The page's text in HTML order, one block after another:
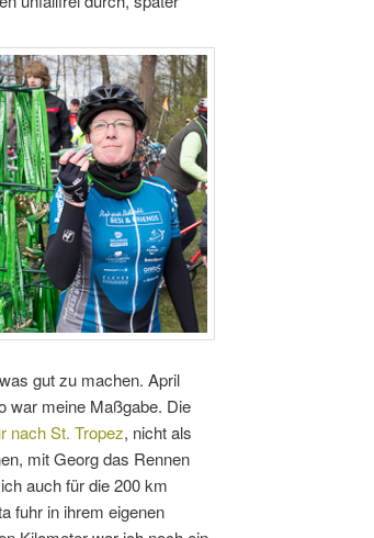
gut zu machen. April
war meine Maßgabe. Die
nach St. Tropez, nicht als
mit Georg das Rennen
auch für die 200 km
fuhr in ihrem eigenen